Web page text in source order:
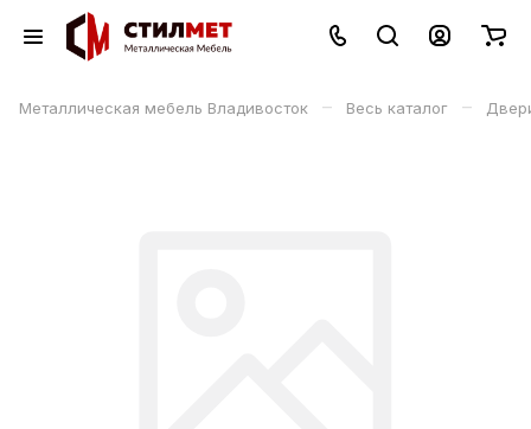
Металлическая мебель Владивосток – Весь каталог –